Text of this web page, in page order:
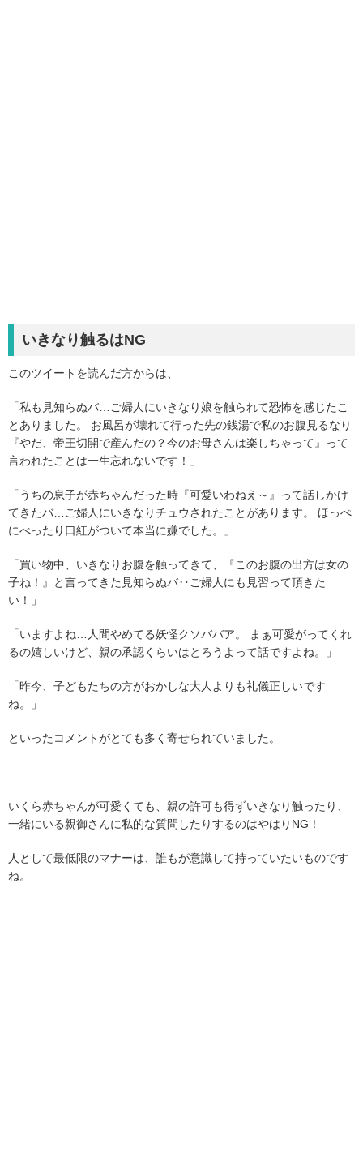
いきなり触るはNG
このツイートを読んだ方からは、
「私も見知らぬバ…ご婦人にいきなり娘を触られて恐怖を感じたこ
とありました。 お風呂が壊れて行った先の銭湯で私のお腹見るなり
『やだ、帝王切開で産んだの？今のお母さんは楽しちゃって』って
言われたことは一生忘れないです！」
「うちの息子が赤ちゃんだった時『可愛いわねえ～』って話しかけ
てきたバ…ご婦人にいきなりチュウされたことがあります。 ほっぺ
にべったり口紅がついて本当に嫌でした。」
「買い物中、いきなりお腹を触ってきて、『このお腹の出方は女の
子ね！』と言ってきた見知らぬバ‥ご婦人にも見習って頂きた
い！」
「いますよね…人間やめてる妖怪クソババア。 まぁ可愛がってくれ
るの嬉しいけど、親の承認くらいはとろうよって話ですよね。」
「昨今、子どもたちの方がおかしな大人よりも礼儀正しいです
ね。」
といったコメントがとても多く寄せられていました。
いくら赤ちゃんが可愛くても、親の許可も得ずいきなり触ったり、
一緒にいる親御さんに私的な質問したりするのはやはりNG！
人として最低限のマナーは、誰もが意識して持っていたいものです
ね。